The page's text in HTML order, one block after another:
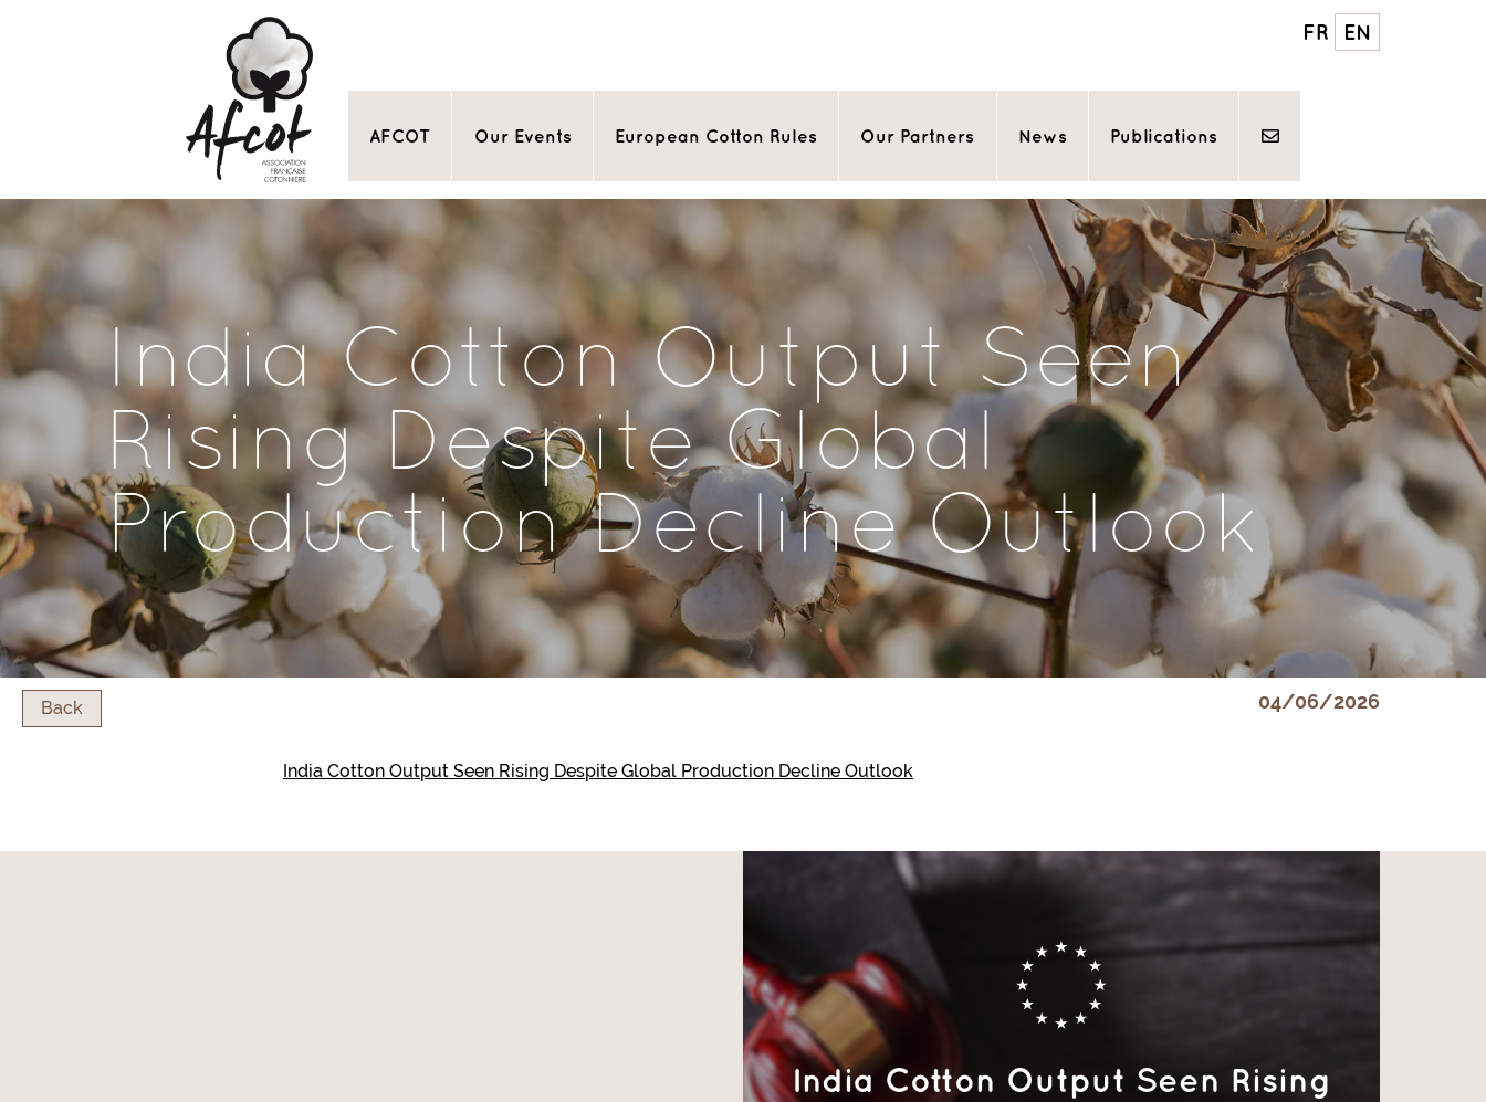
FR EN
AFCOT Our Events European Cotton Rules Our Partners News Publications
India Cotton Output Seen
Rising Despite Global
Production Decline Outlook
Back 04/06/2026
India Cotton Output Seen Rising Despite Global Production Decline Outlook
India Cotton Output Seen Rising